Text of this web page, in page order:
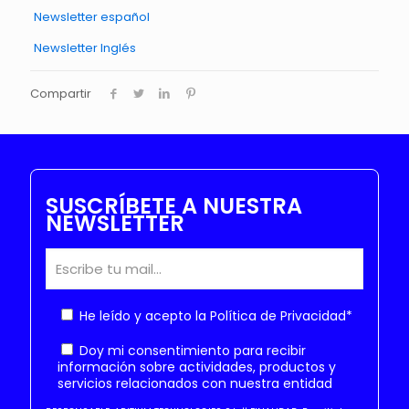
Newsletter español
Newsletter Inglés
Compartir
SUSCRÍBETE A NUESTRA
NEWSLETTER
He leído y acepto la Política de Privacidad*
Doy mi consentimiento para recibir
información sobre actividades, productos y
servicios relacionados con nuestra entidad